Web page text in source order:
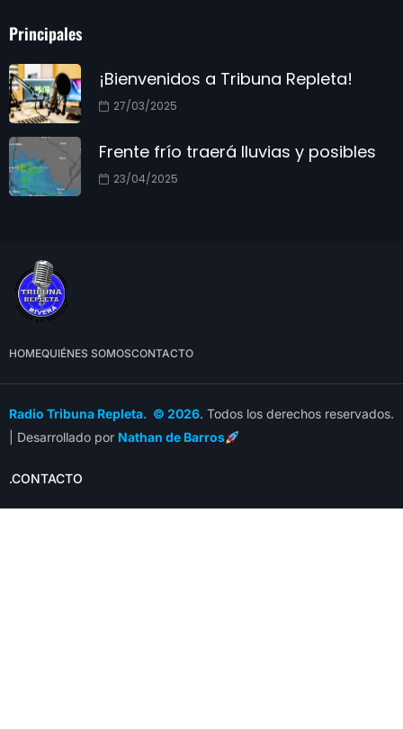
Principales
¡Bienvenidos a Tribuna Repleta!
27/03/2025
Frente frío traerá lluvias y posibles
23/04/2025
HOMEQUIÉNES SOMOSCONTACTO
Radio Tribuna Repleta. © 2026. Todos los derechos reservados.
| Desarrollado por Nathan de Barros
.CONTACTO